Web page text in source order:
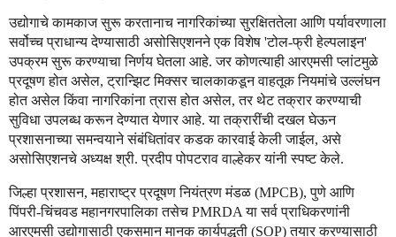
उद्योगाचेकामकाजसुरूकरतानाचनागरिकांच्यासुरक्षिततेलाआणिपर्यावरणाला
सर्वोच्चप्राधान्यदेण्यासाठीअसोसिएशननेएकविशेष 'टोल-फ्रीहेल्पलाइन'
उपक्रमसुरूकरण्याचानिर्णयघेतलाआहे.जरकोणत्याहीआरएमसीप्लांटमुळे
प्रदूषणहोतअसेल,ट्रान्झिटमिक्सरचालकाकडूनवाहतूकनियमांचेउल्लंघन
होतअसेलकिंवानागरिकांनात्रासहोतअसेल,तरथेटतक्रारकरण्याची
सुविधाउपलब्धकरूनदेण्यातयेणारआहे.यातक्रारींचीदखलघेऊन
प्रशासनाच्यासमन्वयानेसंबंधितांवरकडककारवाईकेलीजाईल, असे
असोसिएशनचेअध्यक्षश्री.प्रदीपपोपटराववाल्हेकरयांनीस्पष्टकेले.
जिल्हाप्रशासन,महाराष्ट्रप्रदूषणनियंत्रणमंडळ (MPCB),पुणेआणि
पिंपरी-चिंचवडमहानगरपालिकातसेच PMRDAयासर्वप्राधिकरणांनी
आरएमसीउद्योगासाठीएकसमानमानककार्यपद्धती (SOP)तयारकरण्यासाठी